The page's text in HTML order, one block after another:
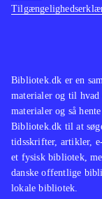
Bibliotek.dk er en
materialer og til
materialer og så
Bibliotek.dk til at
tidsskrifter, artikler,
et fysisk bibliotek,
danske offentlige
lokale bibliotek.